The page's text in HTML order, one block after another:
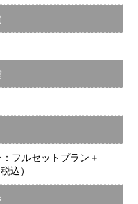
フルセットプラン＋
込）